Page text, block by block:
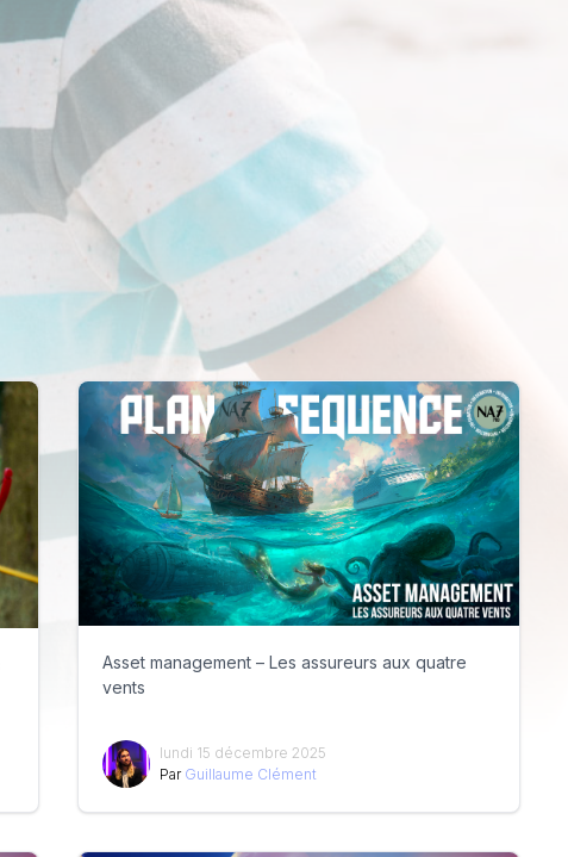
Asset management – Les assureurs aux quatre
vents
lundi 15 décembre 2025
Par Guillaume Clément